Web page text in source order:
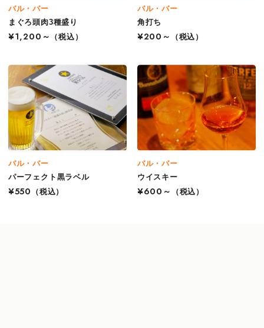
バル・バー
まぐろ頭肉3種盛り
¥1,200～
（税込）
バル・バー
角打ち
¥200～
（税込）
バル・バー
パーフェクト黒ラベル
¥550
（税込）
バル・バー
ウイスキー
¥600～
（税込）